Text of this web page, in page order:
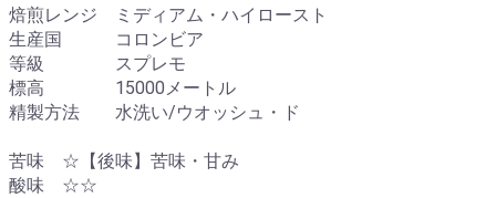
焙煎レンジ ミディアム・ハイロースト
生産国 コロンビア
等級 スプレモ
標高 15000メートル
精製方法 水洗い/ウオッシュ・ド
苦味 ☆【後味】苦味・甘み
酸味 ☆☆